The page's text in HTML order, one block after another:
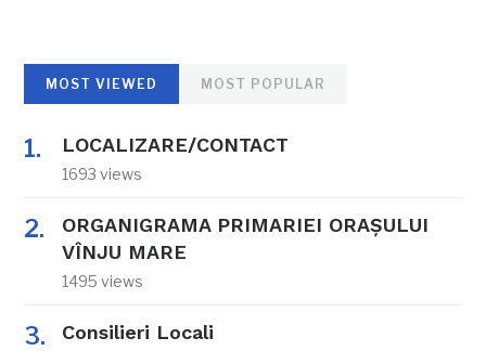
MOST VIEWED MOST POPULAR
LOCALIZARE/CONTACT
1693 views
ORGANIGRAMA PRIMARIEI ORAŞULUI
VÎNJU MARE
1495 views
Consilieri Locali